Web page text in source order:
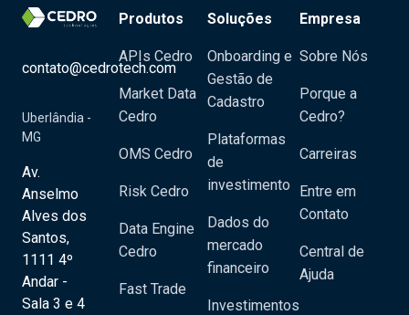
contato@cedrotech.com
Uberlândia -
MG
Av.
Anselmo
Alves dos
Santos,
1111 4º
Andar -
Sala 3 e 4
Produtos
APIs Cedro
Market Data
Cedro
OMS Cedro
Risk Cedro
Data Engine
Cedro
Fast Trade
Soluções
Onboarding e
Gestão de
Cadastro
Plataformas
de
investimento
Dados do
mercado
financeiro
Investimentos
Empresa
Sobre Nós
Porque a
Cedro?
Carreiras
Entre em
Contato
Central de
Ajuda